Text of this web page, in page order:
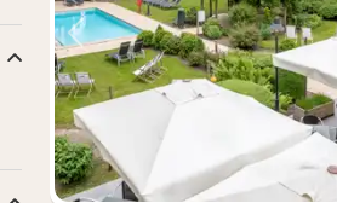
Vorige foto